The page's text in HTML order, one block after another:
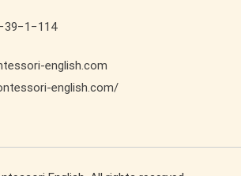
english.com
english.com/